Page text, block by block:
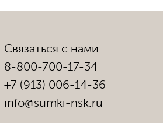
Связаться с нами
8-800-700-17-34
+7 (913) 006-14-36
info@sumki-nsk.ru